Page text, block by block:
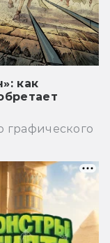
как
графического